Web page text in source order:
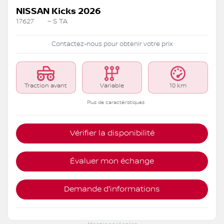
NISSAN Kicks 2026
17627 – S TA
Contactez-nous pour obtenir votre prix
Traction avant Variable 10 km
Plus de caractéristiques
Vérifier la disponibilité
Évaluer mon échange
Demande d'informations